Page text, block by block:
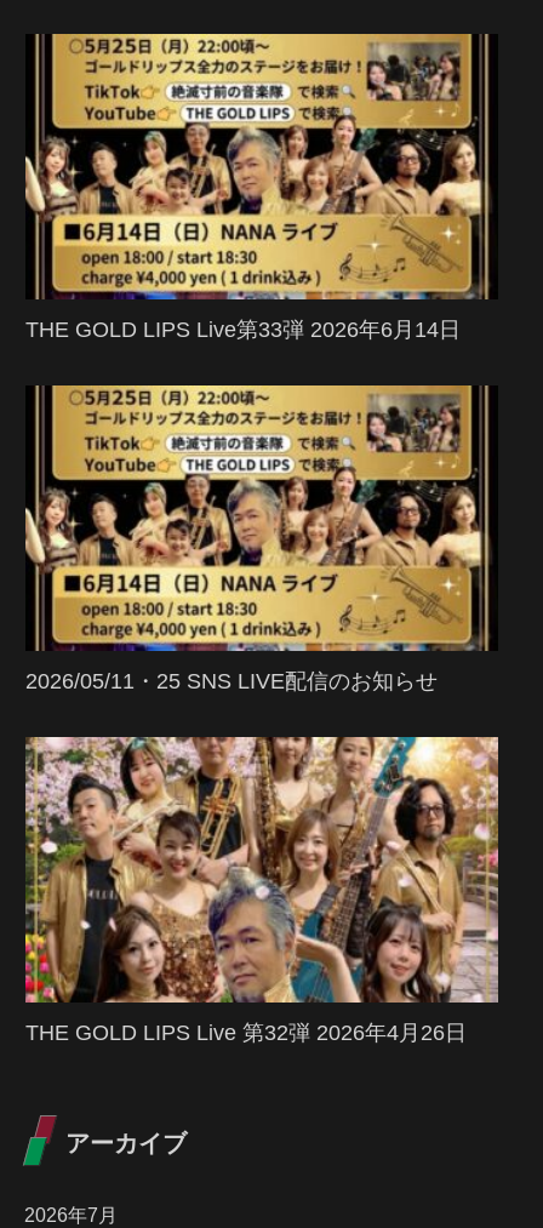
THE GOLD LIPS Live第33弾 2026年6月14日
2026/05/11・25 SNS LIVE配信のお知らせ
THE GOLD LIPS Live 第32弾 2026年4月26日
アーカイブ
2026年7月